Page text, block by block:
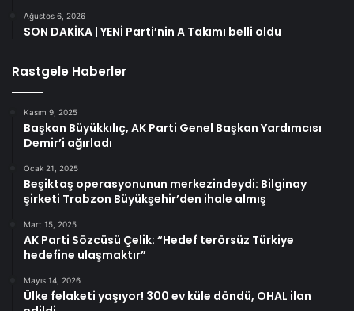
Ağustos 6, 2026
SON DAKİKA | YENİ Parti’nin A Takımı belli oldu
Rastgele Haberler
Kasım 9, 2025
Başkan Büyükkılıç, AK Parti Genel Başkan Yardımcısı
Demir’i ağırladı
Ocak 21, 2025
Beşiktaş operasyonunun merkezindeydi: Bilginay
şirketi Trabzon Büyükşehir’den ihale almış
Mart 15, 2025
AK Parti Sözcüsü Çelik: “Hedef terörsüz Türkiye
hedefine ulaşmaktır”
Mayıs 14, 2026
Ülke felaketi yaşıyor! 300 ev küle döndü, OHAL ilan